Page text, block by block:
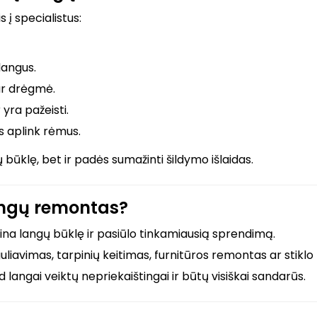
į specialistus:
drėgmė.
pažeisti.
aplink rėmus.
bet ir padės sumažinti šildymo išlaidas.
remontas?
langų būklę ir pasiūlo tinkamiausią sprendimą.
tarpinių keitimas, furnitūros remontas ar
langai veiktų nepriekaištingai ir būtų visiškai sandarūs.